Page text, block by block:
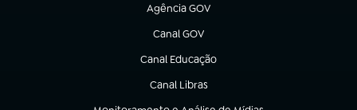
Agência GOV
(abre em nova aba)
Canal GOV
(abre em nova aba)
Canal Educação
(abre em nova aba)
Canal Libras
(abre em nova aba)